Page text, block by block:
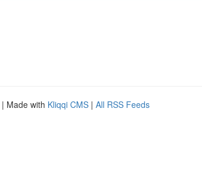
| Made with Kliqqi CMS | All RSS Feeds